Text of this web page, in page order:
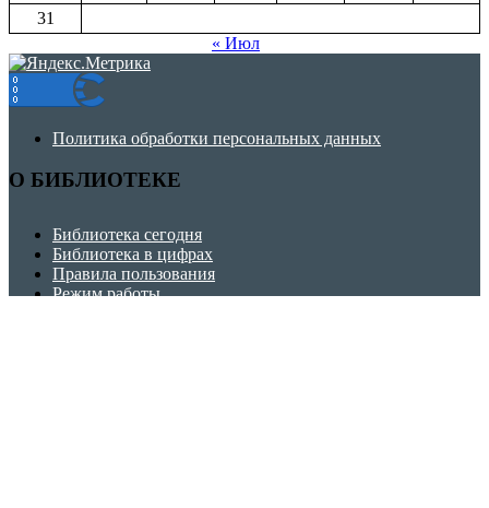
31
« Июл
Политика обработки персональных данных
О БИБЛИОТЕКЕ
Библиотека сегодня
Библиотека в цифрах
Правила пользования
Режим работы